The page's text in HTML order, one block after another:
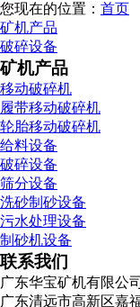
您现在的位置： 首页
矿机产品
破碎设备
矿机产品
移动破碎机
履带移动破碎机
轮胎移动破碎机
给料设备
破碎设备
筛分设备
洗砂制砂设备
污水处理设备
制砂机设备
联系我们
广东华宝矿机有限公司
广东清远市高新区嘉